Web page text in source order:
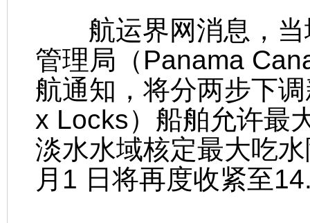
航运界网消息，当
管理局（Panama
航通知，将分两步下
x Locks）船舶允许最
淡水水域核定最大吃
月1 日将再度收紧至